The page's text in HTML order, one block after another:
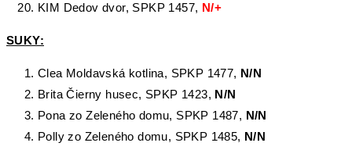
KIM Dedov dvor, SPKP 1457, N/+
SUKY:
Clea Moldavská kotlina, SPKP 1477, N/N
Brita Čierny husec, SPKP 1423, N/N
Pona zo Zeleného domu, SPKP 1487, N/N
Polly zo Zeleného domu, SPKP 1485, N/N